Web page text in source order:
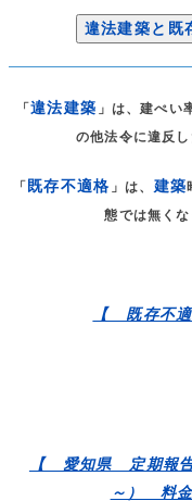
違法建築と既
「違法建築 」は、建ぺい
の他法令に違反
「 既存不適格 」は、 建築
態では無くな
【 既存不
【 愛知県 定期報
～） 料